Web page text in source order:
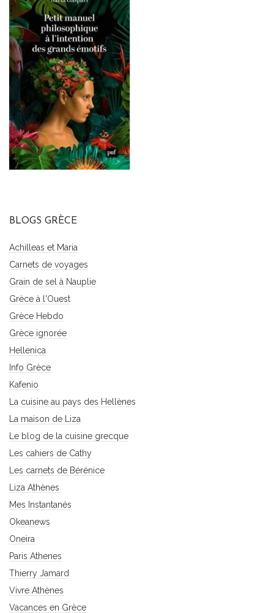
BLOGS GRÈCE
Achilleas et Maria
Carnets de voyages
Grain de sel à Nauplie
Grèce à l'Ouest
Grèce Hebdo
Grèce ignorée
Hellenica
Info Grèce
Kafenio
La cuisine au pays des Hellènes
La maison de Liza
Le blog de la cuisine grecque
Les cahiers de Cathy
Les carnets de Bérénice
Liza Athènes
Mes Instantanés
Okeanews
Oneira
Paris Athenes
Thierry Jamard
Vivre Athènes
Vacances en Grèce